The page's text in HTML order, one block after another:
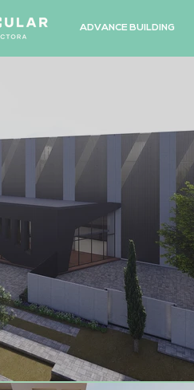
ADVANCE BUILDING